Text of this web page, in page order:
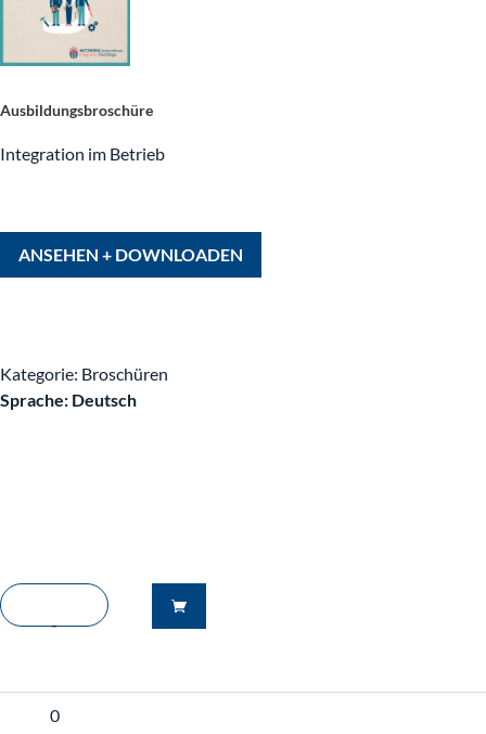
Ausbildungsbroschüre
Integration im Betrieb
ANSEHEN + DOWNLOADEN
Kategorie: Broschüren
Sprache: Deutsch
-
0